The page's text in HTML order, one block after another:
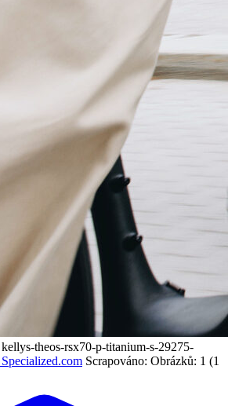
theos-rsx70-p-titanium-s-29275-
Scrapováno: Obrázků: 1 (1